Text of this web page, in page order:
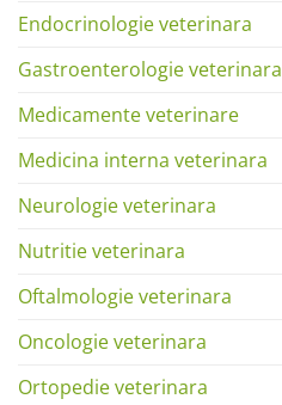
Endocrinologie veterinara
Gastroenterologie veterinara
Medicamente veterinare
Medicina interna veterinara
Neurologie veterinara
Nutritie veterinara
Oftalmologie veterinara
Oncologie veterinara
Ortopedie veterinara